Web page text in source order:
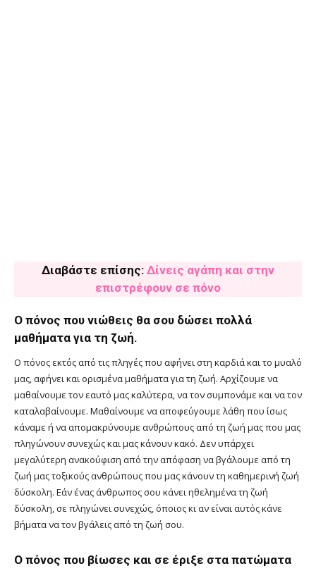
Διαβάστε επίσης: Δίνεις αγάπη και στην
επιστρέφουν σε πόνο
Ο πόνος που νιώθεις θα σου δώσει πολλά
μαθήματα για τη ζωή.
Ο πόνος εκτός από τις πληγές που αφήνει στη καρδιά και το μυαλό
μας, αφήνει και ορισμένα μαθήματα για τη ζωή. Αρχίζουμε να
μαθαίνουμε τον εαυτό μας καλύτερα, να τον συμπονάμε και να τον
καταλαβαίνουμε. Μαθαίνουμε να αποφεύγουμε λάθη που ίσως
κάναμε ή να απομακρύνουμε ανθρώπους από τη ζωή μας που μας
πληγώνουν συνεχώς και μας κάνουν κακό. Δεν υπάρχει
μεγαλύτερη ανακούφιση από την απόφαση να βγάλουμε από τη
ζωή μας τοξικούς ανθρώπους που μας κάνουν τη καθημερινή ζωή
δύσκολη. Εάν ένας άνθρωπος σου κάνει ηθελημένα τη ζωή
δύσκολη, σε πληγώνει συνεχώς, όποιος κι αν είναι αυτός κάνε
βήματα να τον βγάλεις από τη ζωή σου.
Ο πόνος που βίωσες και σε έριξε στα πατώματα